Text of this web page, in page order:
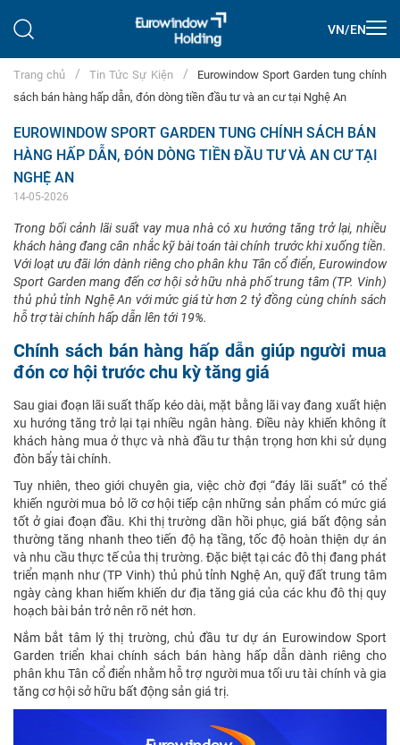
VN/EN
Trang chủ Tin Tức Sự Kiện
Eurowindow Sport Garden tung chính
sách bán hàng hấp dẫn, đón dòng tiền đầu tư và an cư tại Nghệ An
EUROWINDOW SPORT GARDEN TUNG CHÍNH SÁCH BÁN
HÀNG HẤP DẪN, ĐÓN DÒNG TIỀN ĐẦU TƯ VÀ AN CƯ TẠI
NGHỆ AN
14-05-2026
Trong bối cảnh lãi suất vay mua nhà có xu hướng tăng trở lại, nhiều
khách hàng đang cân nhắc kỹ bài toán tài chính trước khi xuống tiền.
Với loạt ưu đãi lớn dành riêng cho phân khu Tân cổ điển, Eurowindow
Sport Garden mang đến cơ hội sở hữu nhà phố trung tâm (TP. Vinh)
thủ phủ tỉnh Nghệ An với mức giá từ hơn 2 tỷ đồng cùng chính sách
hỗ trợ tài chính hấp dẫn lên tới 19%.
Chính sách bán hàng hấp dẫn giúp người mua
đón cơ hội trước chu kỳ tăng giá
Sau giai đoạn lãi suất thấp kéo dài, mặt bằng lãi vay đang xuất hiện
xu hướng tăng trở lại tại nhiều ngân hàng. Điều này khiến không ít
khách hàng mua ở thực và nhà đầu tư thận trọng hơn khi sử dụng
đòn bẩy tài chính.
Tuy nhiên, theo giới chuyên gia, việc chờ đợi “đáy lãi suất” có thể
khiến người mua bỏ lỡ cơ hội tiếp cận những sản phẩm có mức giá
tốt ở giai đoạn đầu. Khi thị trường dần hồi phục, giá bất động sản
thường tăng nhanh theo tiến độ hạ tầng, tốc độ hoàn thiện dự án
và nhu cầu thực tế của thị trường. Đặc biệt tại các đô thị đang phát
triển mạnh như (TP Vinh) thủ phủ tỉnh Nghệ An, quỹ đất trung tâm
ngày càng khan hiếm khiến dư địa tăng giá của các khu đô thị quy
hoạch bài bản trở nên rõ nét hơn.
Nắm bắt tâm lý thị trường, chủ đầu tư dự án Eurowindow Sport
Garden triển khai chính sách bán hàng hấp dẫn dành riêng cho
phân khu Tân cổ điển nhằm hỗ trợ người mua tối ưu tài chính và gia
tăng cơ hội sở hữu bất động sản giá trị.